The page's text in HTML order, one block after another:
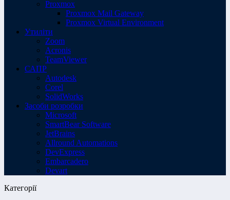
Proxmox
Proxmox Mail Gateway
Proxmox Virtual Environment
Утиліти
Zoom
Acronis
TeamViewer
САПР
Autodesk
Corel
SolidWorks
Засоби розробки
Microsoft
SmartBear Software
JetBrains
Allround Automations
DevExpress
Embarcadero
Devart
Категорії